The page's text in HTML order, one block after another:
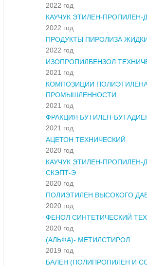
2022 год
КАУЧУК ЭТИЛЕН-
2022 год
ПРОДУКТЫ ПИРОЛИЗА
2022 год
ИЗОПРОПИЛБЕНЗОЛ
2021 год
КОМПОЗИЦИИ
ПРОМЫШЛЕННОСТИ
2021 год
ФРАКЦИЯ БУТИЛЕН-
2021 год
АЦЕТОН ТЕХНИЧЕСКИЙ
2020 год
КАУЧУК ЭТИЛЕН-
СКЭПТ-Э
2020 год
ПОЛИЭТИЛЕН ВЫСОКОГО
2020 год
ФЕНОЛ СИНТЕТИЧЕСКИЙ
2020 год
(АЛЬФА)- МЕТИЛСТИРОЛ
2019 год
БАЛЕН (ПОЛИПРОПИЛЕН И